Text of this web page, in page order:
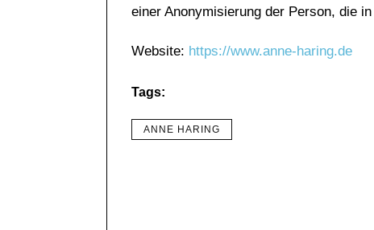
einer Anonymisierung der Person, die
Website: https://www.anne-haring.de
Tags:
ANNE HARING